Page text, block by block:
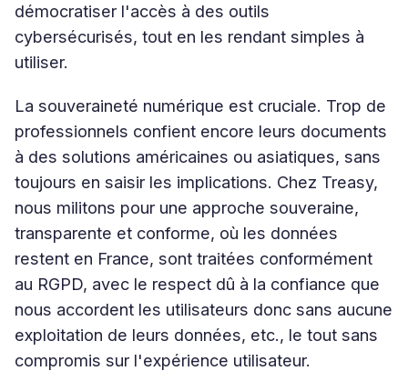
démocratiser l'accès à des outils
cybersécurisés, tout en les rendant simples à
utiliser.
La souveraineté numérique est cruciale. Trop de
professionnels confient encore leurs documents
à des solutions américaines ou asiatiques, sans
toujours en saisir les implications. Chez Treasy,
nous militons pour une approche souveraine,
transparente et conforme, où les données
restent en France, sont traitées conformément
au RGPD, avec le respect dû à la confiance que
nous accordent les utilisateurs donc sans aucune
exploitation de leurs données, etc., le tout sans
compromis sur l'expérience utilisateur.